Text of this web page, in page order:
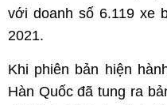
với doanh số 6.119 xe
2021.
Khi phiên bản hiện
Hàn Quốc đã tung ra